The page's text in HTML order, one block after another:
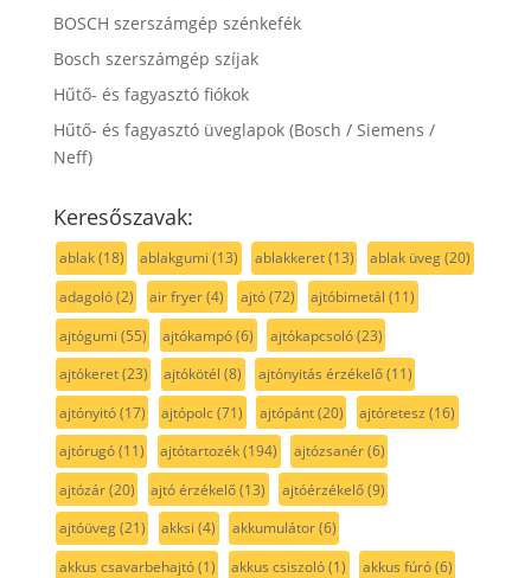
BOSCH szerszámgép szénkefék
Bosch szerszámgép szíjak
Hűtő- és fagyasztó fiókok
Hűtő- és fagyasztó üveglapok (Bosch / Siemens /
Neff)
Keresőszavak:
ablak(18) ablakgumi (13) ablakkeret(13) ablak üveg(20)
adagoló(2) air fryer(4) ajtó(72) ajtóbimetál (11)
ajtógumi (55) ajtókampó(6) ajtókapcsoló(23)
ajtókeret(23) ajtókötél (8) ajtónyitás érzékelő(11)
ajtónyitó(17) ajtópolc(71) ajtópánt(20) ajtóretesz (16)
ajtórugó(11) ajtótartozék(194) ajtózsanér(6)
ajtózár(20) ajtó érzékelő(13) ajtóérzékelő(9)
ajtóüveg(21) akksi (4) akkumulátor(6)
akkus csavarbehajtó(1) akkus csiszoló(1) akkus fúró(6)